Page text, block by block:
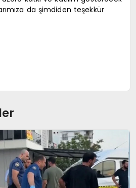
da şimdiden teşekkür